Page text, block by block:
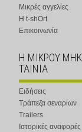
Μικρές αγγελίες
Η t-shOrt
Επικοινωνία
Η ΜΙΚΡΟΥ
ΤΑΙΝΙΑ
Ειδήσεις
Τράπεζα σεναρίων
Trailers
Ιστορικές αναφορές